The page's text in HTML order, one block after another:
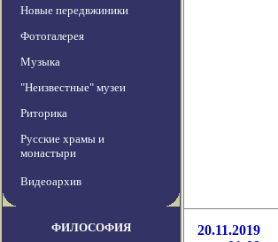
Новые передвжиники
Фотогалерея
Музыка
"Неизвестные" музеи
Риторика
Русские храмы и
монастыри
Видеоархив
ФИЛОСОФИЯ
20.11.2019